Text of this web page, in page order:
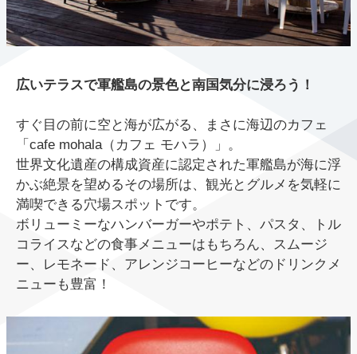
広いテラスで軍艦島の景色と南国気分に浸ろう！
すぐ目の前に空と海が広がる、まさに海辺のカフェ
「cafe mohala（カフェ モハラ）」。
世界文化遺産の構成資産に認定された軍艦島が海に浮
かぶ絶景を望めるその場所は、観光とグルメを気軽に
満喫できる穴場スポットです。
ボリューミーなハンバーガーやポテト、パスタ、トル
コライスなどの食事メニューはもちろん、スムージ
ー、レモネード、アレンジコーヒーなどのドリンクメ
ニューも豊富！